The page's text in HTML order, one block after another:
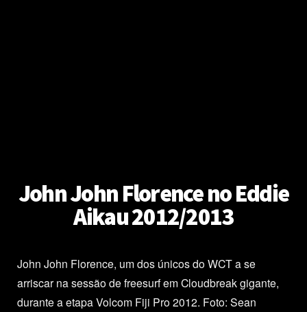
John John Florence no Eddie
Aikau 2012/2013
John John Florence, um dos únicos do WCT a se
arriscar na sessão de freesurf em Cloudbreak gigante,
durante a etapa Volcom Fiji Pro 2012. Foto: Sean